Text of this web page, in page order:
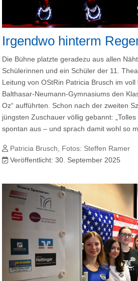
Irgendwo hinterm
Die Bühne platzte geradezu aus allen
Schülerinnen und ein Schüler der 11.
Leitung von OStRin Patricia Brusch im
Balthasar-Neumann-Gymnasiums den
Oz“ aufführten. Schon nach der zweiten
jüngsten Zuschauer völlig gebannt:
spontan aus – und sprach damit wohl so
Patricia Brusch, Fotos: Steffen Ramer
Veröffentlicht: 30. September 2025